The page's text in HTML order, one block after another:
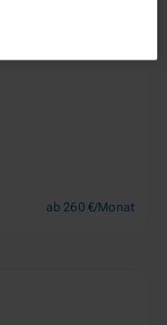
ab 260 €/Monat